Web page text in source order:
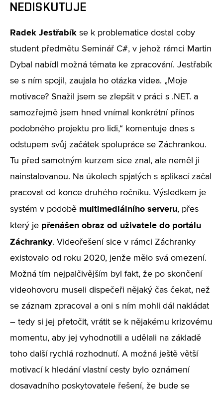
NEDISKUTUJE
Radek Jestřabík se k problematice dostal coby
student předmětu Seminář C#, v jehož rámci Martin
Dybal nabídl možná témata ke zpracování. Jestřabík
se s ním spojil, zaujala ho otázka videa. „Moje
motivace? Snažil jsem se zlepšit v práci s .NET. a
samozřejmě jsem hned vnímal konkrétní přínos
podobného projektu pro lidi,“ komentuje dnes s
odstupem svůj začátek spolupráce se Záchrankou.
Tu před samotným kurzem sice znal, ale neměl ji
nainstalovanou. Na úkolech spjatých s aplikací začal
pracovat od konce druhého ročníku. Výsledkem je
systém v podobě multimediálního serveru, přes
který je přenášen obraz od uživatele do portálu
Záchranky. Videořešení sice v rámci Záchranky
existovalo od roku 2020, jenže mělo svá omezení.
Možná tím nejpalčivějším byl fakt, že po skončení
videohovoru museli dispečeři nějaký čas čekat, než
se záznam zpracoval a oni s ním mohli dál nakládat
– tedy si jej přetočit, vrátit se k nějakému krizovému
momentu, aby jej vyhodnotili a udělali na základě
toho další rychlá rozhodnutí. A možná ještě větší
motivací k hledání vlastní cesty bylo oznámení
dosavadního poskytovatele řešení, že bude se